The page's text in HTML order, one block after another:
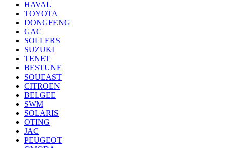
HAVAL
TOYOTA
DONGFENG
GAC
SOLLERS
SUZUKI
TENET
BESTUNE
SOUEAST
CITROEN
BELGEE
SWM
SOLARIS
OTING
JAC
PEUGEOT